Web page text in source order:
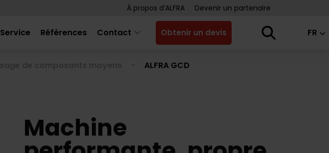
À propos d’ALFRA Devenir un partenaire
Service Références Contact Obtenir un devis FR
ALFRA GCD
Machine